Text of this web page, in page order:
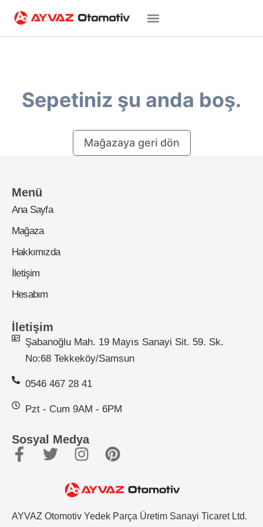
Sepetiniz şu anda boş.
Mağazaya geri dön
Menü
Ana Sayfa
Mağaza
Hakkımızda
İletişim
Hesabım
İletişim
Şabanoğlu Mah. 19 Mayıs Sanayi Sit. 59. Sk.
No:68 Tekkeköy/Samsun
0546 467 28 41
Pzt - Cum 9AM - 6PM
Sosyal Medya
AYVAZ Otomotiv Yedek Parça Üretim Sanayi Ticaret Ltd.